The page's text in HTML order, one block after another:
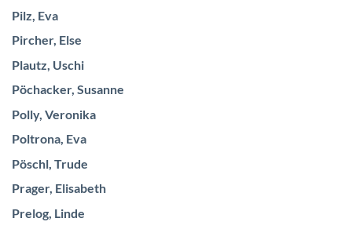
Pilz, Eva
Pircher, Else
Plautz, Uschi
Pöchacker, Susanne
Polly, Veronika
Poltrona, Eva
Pöschl, Trude
Prager, Elisabeth
Prelog, Linde